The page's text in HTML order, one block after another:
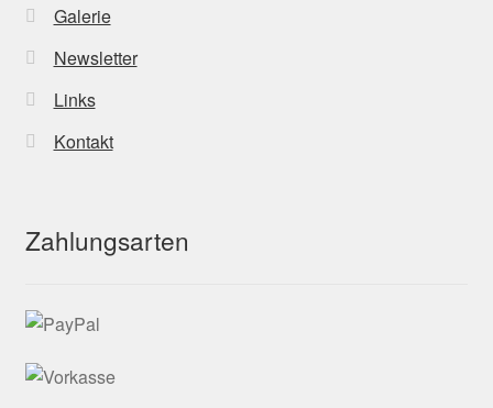
Galerie
Newsletter
Links
Kontakt
Zahlungsarten